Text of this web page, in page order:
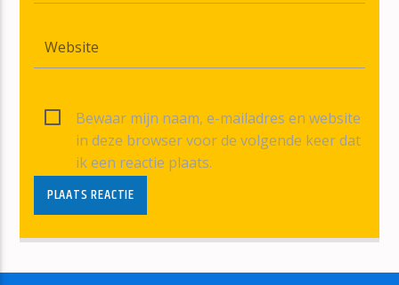
Bewaar mijn naam, e-mailadres en website
in deze browser voor de volgende keer dat
ik een reactie plaats.